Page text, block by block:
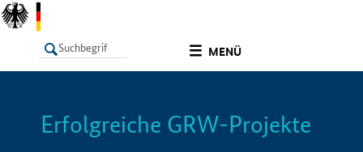
MENÜ
LISTE Info
Erfolgreiche GRW-Projekte